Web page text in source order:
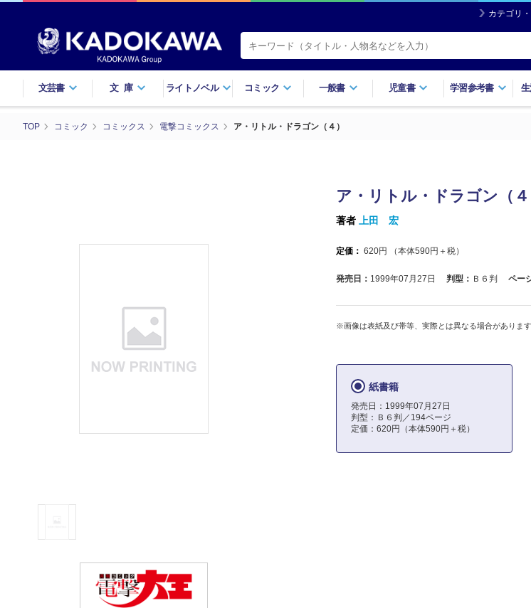
カテゴリ
文芸書 文庫 ライトノベル コミック 一般書 児童書 学習参考書
TOP コミック コミックス 電撃コミックス ア・リトル・ドラゴン（４）
ア・リトル・ドラゴン（４
著者 上田 宏
定価： 620円 （本体590円＋税）
発売日： 1999年07月27日 判型： Ｂ６判 ペー
※画像は表紙及び帯等、実際とは異なる場合があります
紙書籍
発売日：1999年07月27日
判型：Ｂ６判／194ページ
定価：620円（本体590円＋税）